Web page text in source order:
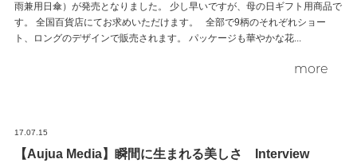
雨兼用日傘）が発売となりました。 少し早いですが、母の日ギフト用商品で
す。 全国百貨店にてお求めいただけます。 全部で9柄のそれぞれショー
ト、ロングのデザインで販売されます。 パッケージも華やかな花...
more
17.07.15
【Aujua Media】瞬間に生まれる美しさ Interview